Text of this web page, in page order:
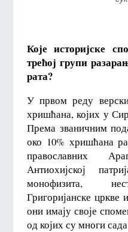
Које историјске
трећој групи
рата?
У првом реду
хришћана, којих у
Према званичним
око 10% хришћана
православних
Антиохијској
монофизита,
Григоријанске цркве
они имају своје
од којих су многи